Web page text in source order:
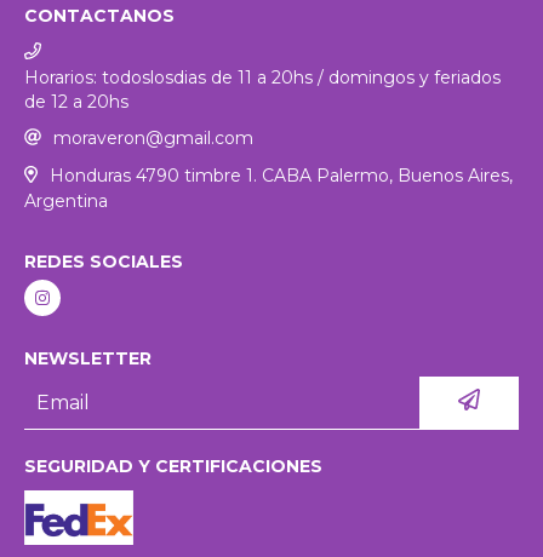
CONTACTANOS
Horarios: todoslosdias de 11 a 20hs / domingos y feriados
de 12 a 20hs
moraveron@gmail.com
Honduras 4790 timbre 1. CABA Palermo, Buenos Aires,
Argentina
REDES SOCIALES
NEWSLETTER
SEGURIDAD Y CERTIFICACIONES